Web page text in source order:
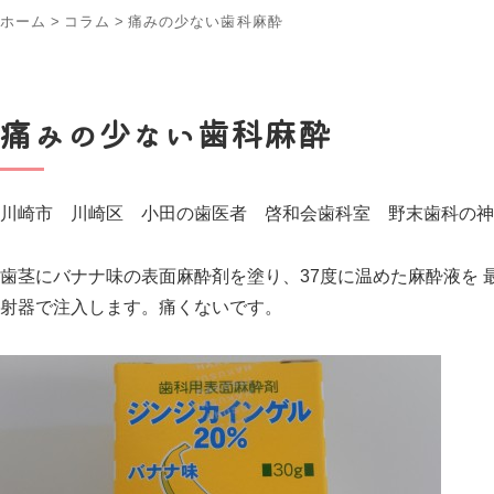
ホーム > コラム >痛みの少ない歯科麻酔
痛みの少ない歯科麻酔
川崎市 川崎区 小田の歯医者 啓和会歯科室 野末歯科の神
歯茎にバナナ味の表面麻酔剤を塗り、37度に温めた麻酔液を
射器で注入します。痛くないです。